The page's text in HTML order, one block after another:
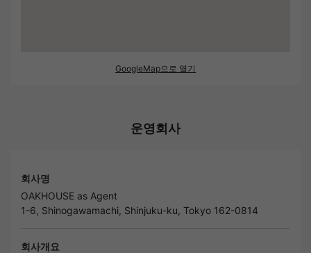
GoogleMap으로 열기
운영회사
회사명
OAKHOUSE as Agent
1-6, Shinogawamachi, Shinjuku-ku, Tokyo 162-0814
회사개요